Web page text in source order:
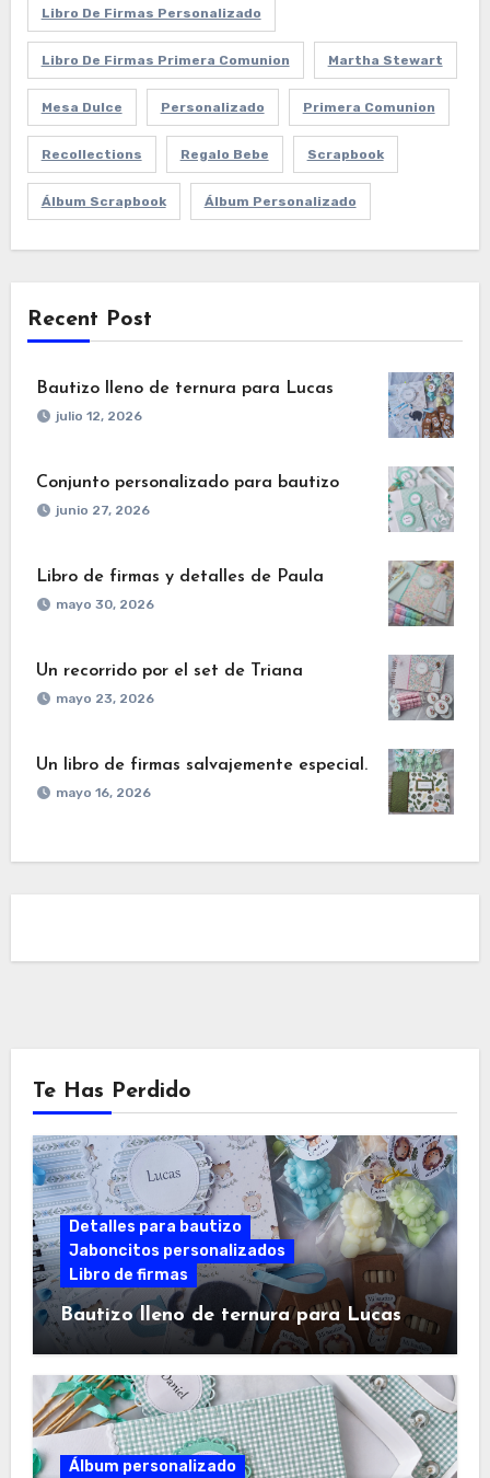
Libro De Firmas Personalizado
Libro De Firmas Primera Comunion Martha Stewart
Mesa Dulce Personalizado Primera Comunion
Recollections Regalo Bebe Scrapbook
Álbum Scrapbook Álbum Personalizado
Recent Post
Bautizo lleno de ternura para Lucas
julio 12, 2026
Conjunto personalizado para bautizo
junio 27, 2026
Libro de firmas y detalles de Paula
mayo 30, 2026
Un recorrido por el set de Triana
mayo 23, 2026
Un libro de firmas salvajemente especial.
mayo 16, 2026
Te Has Perdido
Detalles para bautizo
Jaboncitos personalizados
Libro de firmas
Bautizo lleno de ternura para Lucas
Álbum personalizado